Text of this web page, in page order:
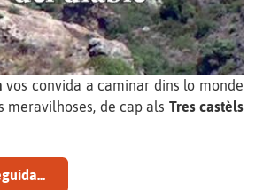
vos convida a caminar dins lo monde
meravilhoses, de cap als Tres castèls